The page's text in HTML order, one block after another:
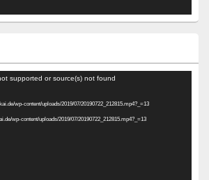
supported or source(s) not found
wp-content/uploads/2019/07/20190722_212815.mp4?_=13
wp-content/uploads/2019/07/20190722_212815.mp4?_=13